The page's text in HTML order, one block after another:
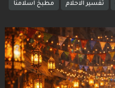
تفسير الاحلام مطبخ اسلامنا